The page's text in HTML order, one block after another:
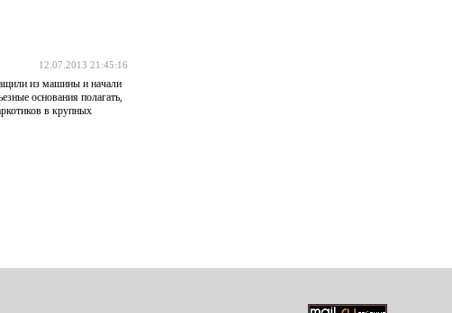
12.07.2013 21:45:16
из машины и начали
основания полагать,
в крупных